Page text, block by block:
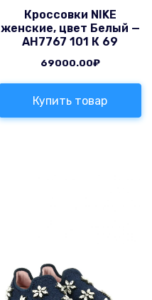
Кроссовки NIKE
женские, цвет Белый —
AH7767 101 К 69
69000.00₽
Купить товар